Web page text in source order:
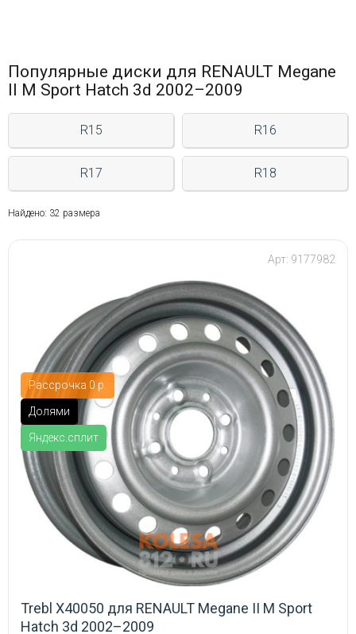
Популярные диски для RENAULT Megane
II M Sport Hatch 3d 2002–2009
R15 R16
R17 R18
Найдено: 32 размера
Рассрочка 0 р.
Долями
Яндекс.сплит
Арт: 9177982
Trebl X40050 для RENAULT Megane II M Sport
Hatch 3d 2002–2009